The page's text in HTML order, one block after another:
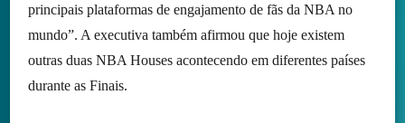
principais plataformas de engajamento de fãs da NBA no
mundo”. A executiva também afirmou que hoje existem
outras duas NBA Houses acontecendo em diferentes países
durante as Finais.